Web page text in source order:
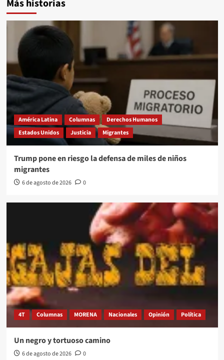
Más historias
América Latina Columnas
Derechos Humanos
Estados Unidos
Justicia Migrantes
Trump pone en riesgo la defensa de miles de niños
migrantes
6 de agosto de 2026 0
4T Columnas MORENA Nacionales Opinión Política
Un negro y tortuoso camino
6 de agosto de 2026 0